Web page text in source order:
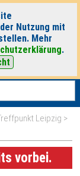
Nutzung mit
Mehr
.
|
Leipzig >
vorbei.